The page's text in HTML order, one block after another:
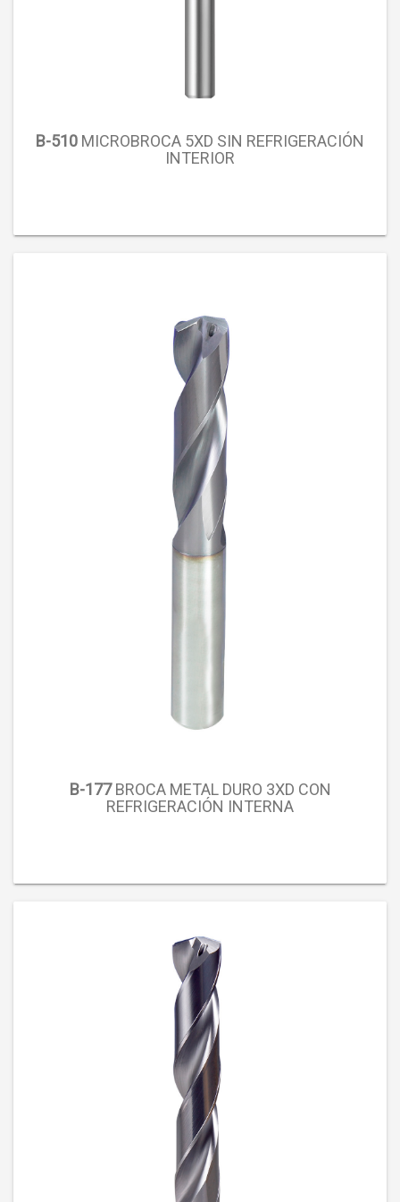
B-510 MICROBROCA 5XD SIN REFRIGERACIÓN
INTERIOR
B-177BROCA METAL DURO 3XD CON
REFRIGERACIÓN INTERNA